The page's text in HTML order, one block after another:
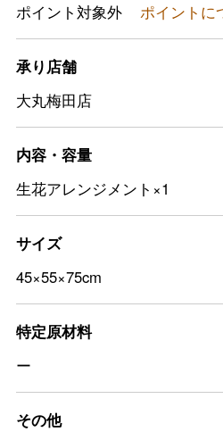
ポイント対象外
ポイントに
承り店舗
大丸梅田店
内容・容量
生花アレンジメント×1
サイズ
45×55×75cm
特定原材料
ー
その他